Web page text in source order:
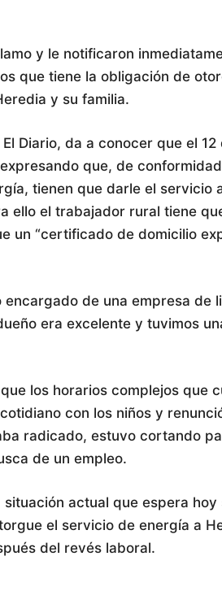
y le notificaron
que tiene la obligación de
y su familia.
Diario, da a conocer que el 12
que, de
tienen que darle el servicio
ello el trabajador rural tiene
un “certificado de domicilio
de una empresa de
era excelente y tuvimos
los horarios complejos que
con los niños y
radicado, estuvo cortando
de un empleo.
actual que espera hoy
el servicio de energía a
del revés laboral.